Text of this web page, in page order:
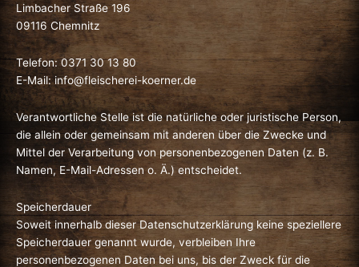
Limbacher Straße 196
09116 Chemnitz
Telefon: 0371 30 13 80
E-Mail: info@fleischerei-koerner.de
Verantwortliche Stelle ist die natürliche oder juristische Person,
die allein oder gemeinsam mit anderen über die Zwecke und
Mittel der Verarbeitung von personenbezogenen Daten (z. B.
Namen, E-Mail-Adressen o. Ä.) entscheidet.
Speicherdauer
Soweit innerhalb dieser Datenschutzerklärung keine speziellere
Speicherdauer genannt wurde, verbleiben Ihre
personenbezogenen Daten bei uns, bis der Zweck für die